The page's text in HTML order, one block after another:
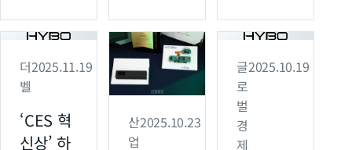
더
벨
2025.11.19
‘CES 혁
신상’ 하
산
업
2025.10.23
글
로
벌
경
제
2025.10.19